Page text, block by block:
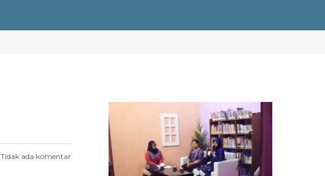
Tidak ada komentar